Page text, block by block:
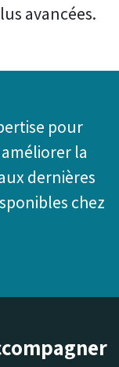
avancées.
pour
la
dernières
chez